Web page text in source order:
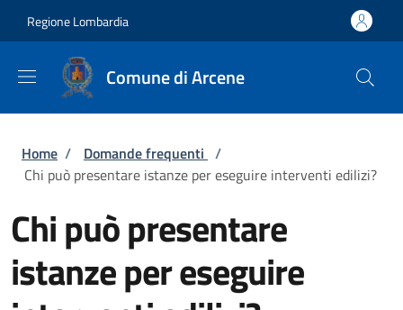
Regione Lombardia
Comune di Arcene
Briciole di pane
Home / Domande frequenti /
Chi può presentare istanze per eseguire interventi edilizi?
Chi può presentare
istanze per eseguire